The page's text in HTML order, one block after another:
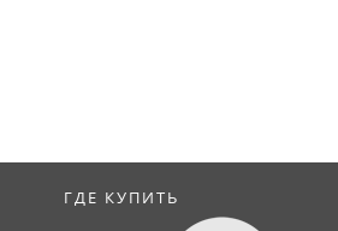
ГДЕ КУПИТЬ